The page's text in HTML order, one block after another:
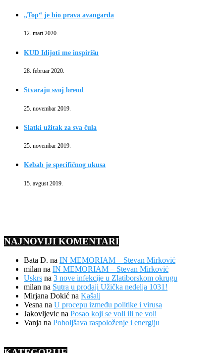
„Top“ je bio prava avangarda
12. mart 2020.
KUD Idijoti me inspirišu
28. februar 2020.
Stvaraju svoj brend
25. novembar 2019.
Slatki užitak za sva čula
25. novembar 2019.
Kebab je specifičnog ukusa
15. avgust 2019.
NAJNOVIJI KOMENTARI
Bata D. na IN MEMORIAM – Stevan Mirković
milan na IN MEMORIAM – Stevan Mirković
Uskrs na 3 nove infekcije u Zlatiborskom okrugu
milan na Sutra u prodaji Užička nedelja 1031!
Mirjana Dokić na Kašalj
Vesna na U procepu između politike i virusa
Jakovljevic na Posao koji se voli ili ne voli
Vanja na Poboljšava raspoloženje i energiju